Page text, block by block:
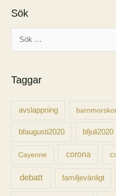
Sök
ö
e
Taggar
avslappning
bfaugusti2020 bfjuli2020
Cayenne corona
debatt familjevänligt